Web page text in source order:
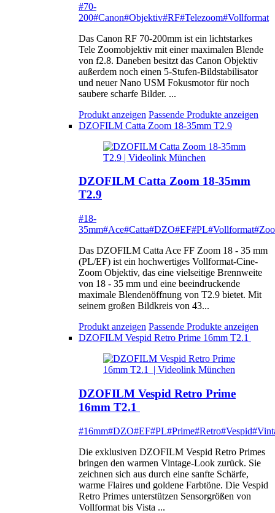
#70-
200#Canon#Objektiv#RF#Telezoom#Vollformat
Das Canon RF 70-200mm ist ein lichtstarkes
Tele Zoomobjektiv mit einer maximalen Blende
von f2.8. Daneben besitzt das Canon Objektiv
außerdem noch einen 5-Stufen-Bildstabilisator
und neuer Nano USM Fokusmotor für noch
saubere scharfe Bilder. ...
Produkt anzeigen Passende Produkte anzeigen
DZOFILM Catta Zoom 18-35mm T2.9
DZOFILM Catta Zoom 18-35mm
T2.9
#18-
35mm#Ace#Catta#DZO#EF#PL#Vollformat
Das DZOFILM Catta Ace FF Zoom 18 - 35 mm
(PL/EF) ist ein hochwertiges Vollformat-Cine-
Zoom Objektiv, das eine vielseitige Brennweite
von 18 - 35 mm und eine beeindruckende
maximale Blendenöffnung von T2.9 bietet. Mit
seinem großen Bildkreis von 43...
Produkt anzeigen Passende Produkte anzeigen
DZOFILM Vespid Retro Prime 16mm T2.1
DZOFILM Vespid Retro Prime
16mm T2.1
#16mm#DZO#EF#PL#Prime#Retro#Vespid
Die exklusiven DZOFILM Vespid Retro Primes
bringen den warmen Vintage-Look zurück. Sie
zeichnen sich aus durch eine sanfte Schärfe,
warme Flaires und goldene Farbtöne. Die Vespid
Retro Primes unterstützen Sensorgrößen von
Vollformat bis Vista ...